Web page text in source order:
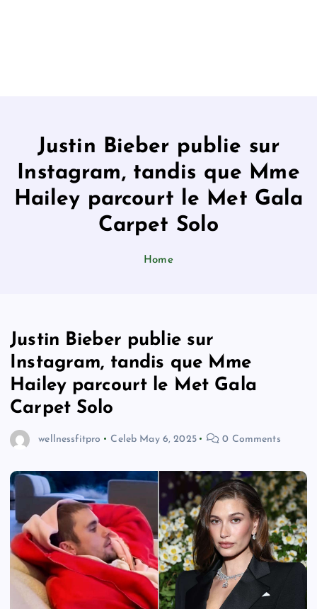
Justin Bieber publie sur
Instagram, tandis que Mme
Hailey parcourt le Met Gala
Carpet Solo
Home
Justin Bieber publie sur
Instagram, tandis que Mme
Hailey parcourt le Met Gala
Carpet Solo
wellnessfitpro Celeb May 6, 2025 0 Comments